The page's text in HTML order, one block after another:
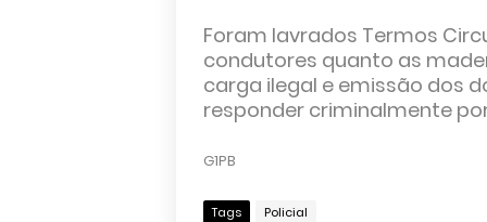
Foram lavrados Termos
condutores quanto as
carga ilegal e emissão dos
responder criminalmente
G1PB
Tags Policial